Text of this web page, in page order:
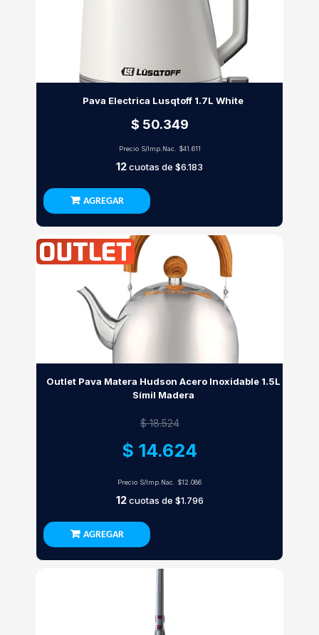
Pava Electrica Lusqtoff 1.7L White
$ 50.349
Precio S/Imp.Nac. $41.611
12cuotas de $6.183
AGREGAR
Outlet Pava Matera Hudson Acero Inoxidable 1.5L
Símil Madera
$ 18.524
$ 14.624
Precio S/Imp.Nac. $12.086
12cuotas de $1.796
AGREGAR